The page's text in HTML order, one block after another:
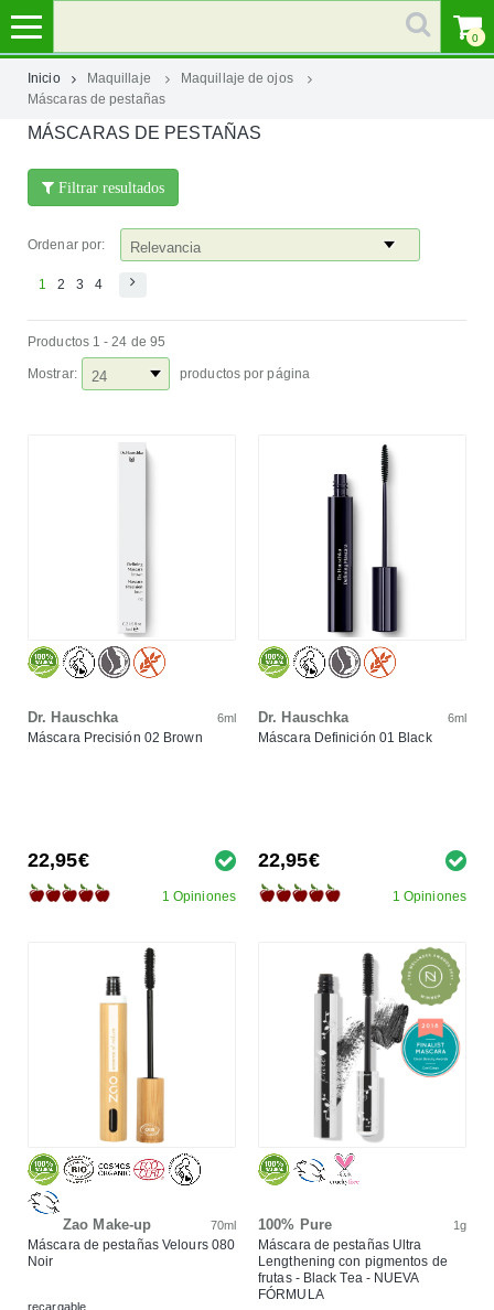
CUENTA
MARCAS
AYUDA
0
Inicio Maquillaje
Maquillaje de ojos
Máscaras de pestañas
MÁSCARAS DE PESTAÑAS
Filtrar resultados
Ordenar por:
1 2 3 4
Productos 1 - 24 de 95
Mostrar: productos por página
Dr. Hauschka 6ml
Máscara Precisión 02 Brown
22,95€
1 Opiniones
Dr. Hauschka 6ml
Máscara Definición 01 Black
22,95€
1 Opiniones
Zao Make-up 70ml
Máscara de pestañas Velours 080
Noir
recargable
100% Pure 1g
Máscara de pestañas Ultra
Lengthening con pigmentos de
frutas - Black Tea - NUEVA
FÓRMULA